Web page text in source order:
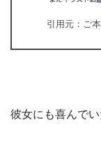
引用元：ご
彼女にも喜んで